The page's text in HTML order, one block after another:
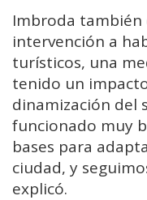
Imbroda también
intervención a
turísticos, una
tenido un
dinamización del
funcionado muy
bases para
ciudad, y
explicó.